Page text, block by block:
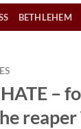
BETHLEHEM
–
reaper